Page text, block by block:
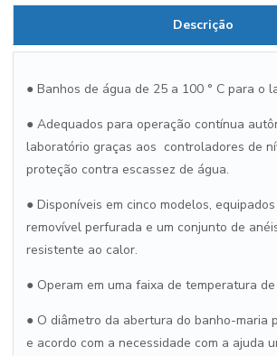
Descrição
● Banhos de água de 25 a 100 ° C para o
● Adequados para operação contínua
laboratório graças aos controladores de
proteção contra escassez de água.
● Disponíveis em cinco modelos,
removível perfurada e um conjunto de
resistente ao calor.
● Operam em uma faixa de temperatura de
● O diâmetro da abertura do banho-maria
e acordo com a necessidade com a ajuda